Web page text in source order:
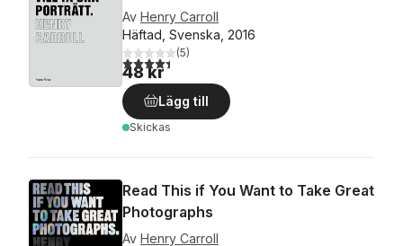
Av Henry Carroll
Häftad, Svenska, 2016
4,4utav 5 stjärnor. Totalt antal röster:
(5)
48 kr
Lägg till
Skickas
Read This if You Want to Take Great
Photographs
Av Henry Carroll